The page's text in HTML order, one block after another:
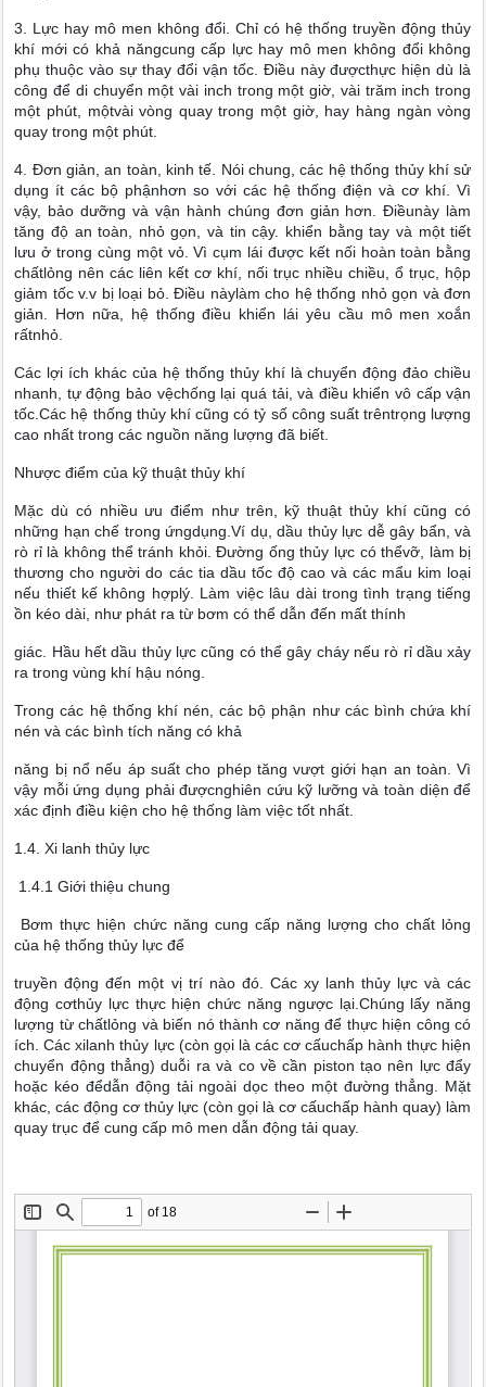
3. Lực hay mô men không đổi. Chỉ có hệ thống truyền động thủy
khí mới có khả năngcung cấp lực hay mô men không đổi không
phụ thuộc vào sự thay đổi vận tốc. Điều này đượcthực hiện dù là
công để di chuyển một vài inch trong một giờ, vài trăm inch trong
một phút, mộtvài vòng quay trong một giờ, hay hàng ngàn vòng
quay trong một phút.
4. Đơn giản, an toàn, kinh tế. Nói chung, các hệ thống thủy khí sử
dụng ít các bộ phậnhơn so với các hệ thống điện và cơ khí. Vì
vậy, bảo dưỡng và vận hành chúng đơn giản hơn. Điềunày làm
tăng độ an toàn, nhỏ gọn, và tin cậy. khiển bằng tay và một tiết
lưu ở trong cùng một vỏ. Vì cụm lái được kết nối hoàn toàn bằng
chấtlỏng nên các liên kết cơ khí, nối trục nhiều chiều, ổ trục, hộp
giảm tốc v.v bị loại bỏ. Điều nàylàm cho hệ thống nhỏ gọn và đơn
giản. Hơn nữa, hệ thống điều khiển lái yêu cầu mô men xoắn
rấtnhỏ.
Các lợi ích khác của hệ thống thủy khí là chuyển động đảo chiều
nhanh, tự động bảo vệchống lại quá tải, và điều khiển vô cấp vận
tốc.Các hệ thống thủy khí cũng có tỷ số công suất trêntrọng lượng
cao nhất trong các nguồn năng lượng đã biết.
Nhược điểm của kỹ thuật thủy khí
Mặc dù có nhiều ưu điểm như trên, kỹ thuật thủy khí cũng có
những hạn chế trong ứngdụng.Ví dụ, dầu thủy lực dễ gây bẩn, và
rò rỉ là không thể tránh khỏi. Đường ống thủy lực có thểvỡ, làm bị
thương cho người do các tia dầu tốc độ cao và các mẩu kim loại
nếu thiết kế không hợplý. Làm việc lâu dài trong tình trạng tiếng
ồn kéo dài, như phát ra từ bơm có thể dẫn đến mất thính
giác. Hầu hết dầu thủy lực cũng có thể gây cháy nếu rò rỉ dầu xảy
ra trong vùng khí hậu nóng.
Trong các hệ thống khí nén, các bộ phận như các bình chứa khí
nén và các bình tích năng có khả
năng bị nổ nếu áp suất cho phép tăng vượt giới hạn an toàn. Vì
vậy mỗi ứng dụng phải đượcnghiên cứu kỹ lưỡng và toàn diện để
xác định điều kiện cho hệ thống làm việc tốt nhất.
1.4. Xi lanh thủy lực
1.4.1 Giới thiệu chung
Bơm thực hiện chức năng cung cấp năng lượng cho chất lỏng
của hệ thống thủy lực để
truyền động đến một vị trí nào đó. Các xy lanh thủy lực và các
động cơthủy lực thực hiện chức năng ngược lại.Chúng lấy năng
lượng từ chấtlỏng và biến nó thành cơ năng để thực hiện công có
ích. Các xilanh thủy lực (còn gọi là các cơ cấuchấp hành thực hiện
chuyển động thẳng) duỗi ra và co về cần piston tạo nên lực đẩy
hoặc kéo đểdẫn động tải ngoài dọc theo một đường thẳng. Mặt
khác, các động cơ thủy lực (còn gọi là cơ cấuchấp hành quay) làm
quay trục để cung cấp mô men dẫn động tải quay.